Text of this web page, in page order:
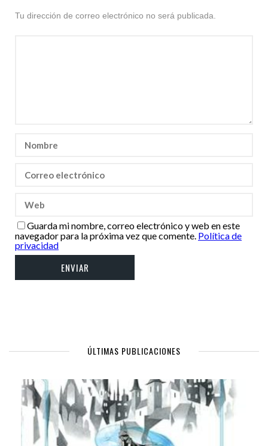
Tu dirección de correo electrónico no será publicada.
Guarda mi nombre, correo electrónico y web en este
navegador para la próxima vez que comente. Política de
privacidad
ÚLTIMAS PUBLICACIONES